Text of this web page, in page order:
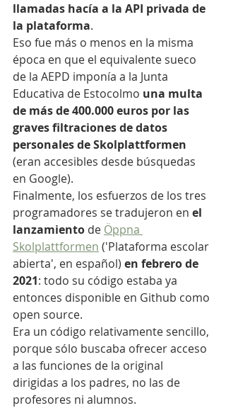
llamadas hacía a la API privada de
la plataforma.
Eso fue más o menos en la misma
época en que el equivalente sueco
de la AEPD imponía a la Junta
Educativa de Estocolmo una multa
de más de 400.000 euros por las
graves filtraciones de datos
personales de Skolplattformen
(eran accesibles desde búsquedas
en Google).
Finalmente, los esfuerzos de los tres
programadores se tradujeron en el
lanzamiento de Öppna
Skolplattformen ('Plataforma escolar
abierta', en español) en febrero de
2021: todo su código estaba ya
entonces disponible en Github como
open source.
Era un código relativamente sencillo,
porque sólo buscaba ofrecer acceso
a las funciones de la original
dirigidas a los padres, no las de
profesores ni alumnos.